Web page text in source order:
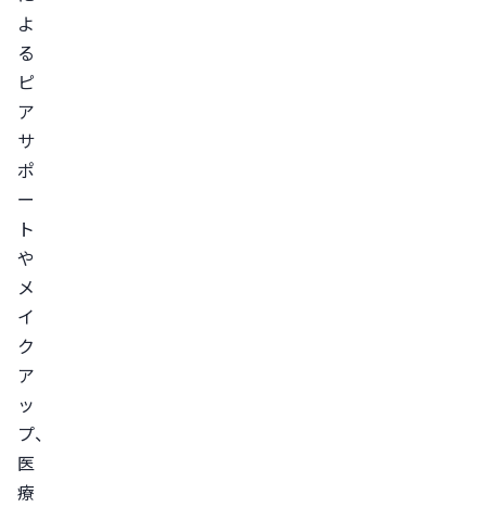
よ
る
ピ
ア
サ
ポ
ー
ト
や
メ
イ
ク
ア
ッ
プ、
医
療